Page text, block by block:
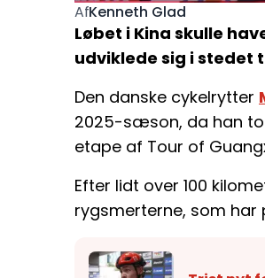
AfKenneth Glad
Løbet i Kina skulle
udviklede sig i stedet
Den danske cykelrytter
2025-sæson, da han
etape af Tour of
Efter lidt over 100
rygsmerterne, som har